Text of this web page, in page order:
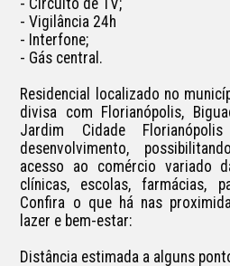
- Vigilância 24h
- Interfone;
- Gás central.
Residencial localizado no
divisa com Florianópolis,
Jardim Cidade
desenvolvimento,
acesso ao comércio variado
clínicas, escolas, farmácias,
Confira o que há nas
lazer e bem-estar:
Distância estimada a alguns